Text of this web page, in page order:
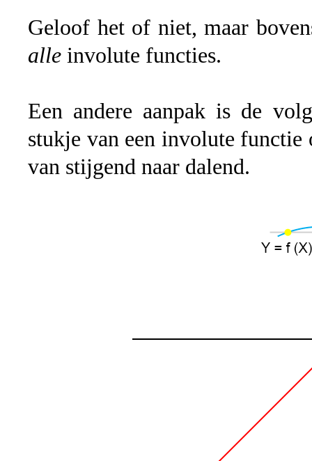
Geloof het of niet, maar
alle involute functies.
Een andere aanpak is de
stukje van een involute functie
van stijgend naar dalend.